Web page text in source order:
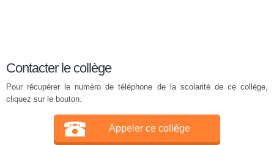
Contacter le collège
Pour récupérer le numéro de téléphone de la scolarité de ce collège,
cliquez sur le bouton.
Appeler ce collège